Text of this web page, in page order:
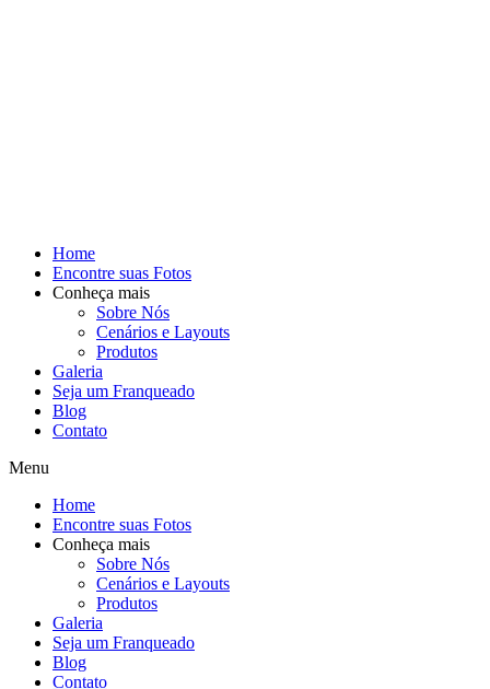
Home
Encontre suas Fotos
Conheça mais
Sobre Nós
Cenários e Layouts
Produtos
Galeria
Seja um Franqueado
Blog
Contato
Menu
Home
Encontre suas Fotos
Conheça mais
Sobre Nós
Cenários e Layouts
Produtos
Galeria
Seja um Franqueado
Blog
Contato